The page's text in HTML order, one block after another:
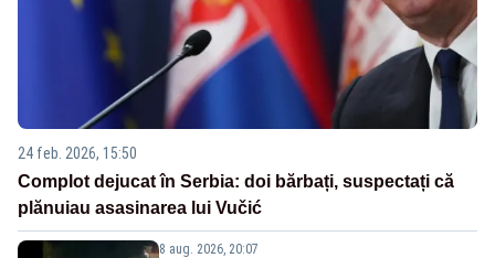
24 feb. 2026, 15:50
Complot dejucat în Serbia: doi bărbați, suspectați că
plănuiau asasinarea lui Vučić
8 aug. 2026, 20:07